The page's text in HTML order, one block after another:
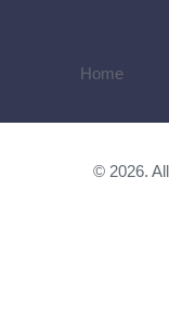
Home
© 2026.